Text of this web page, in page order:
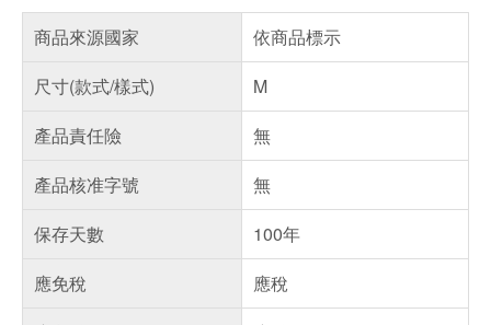
商品來源國家
依商品標示
尺寸(款式/樣式)
M
產品責任險
無
產品核准字號
無
保存天數
100年
應免稅
應稅